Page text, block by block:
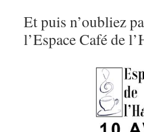
Et puis n’oubliez
l’Espace Café de